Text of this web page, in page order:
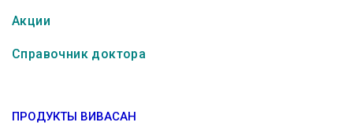
Акции
Справочник доктора
ПРОДУКТЫ ВИВАСАН